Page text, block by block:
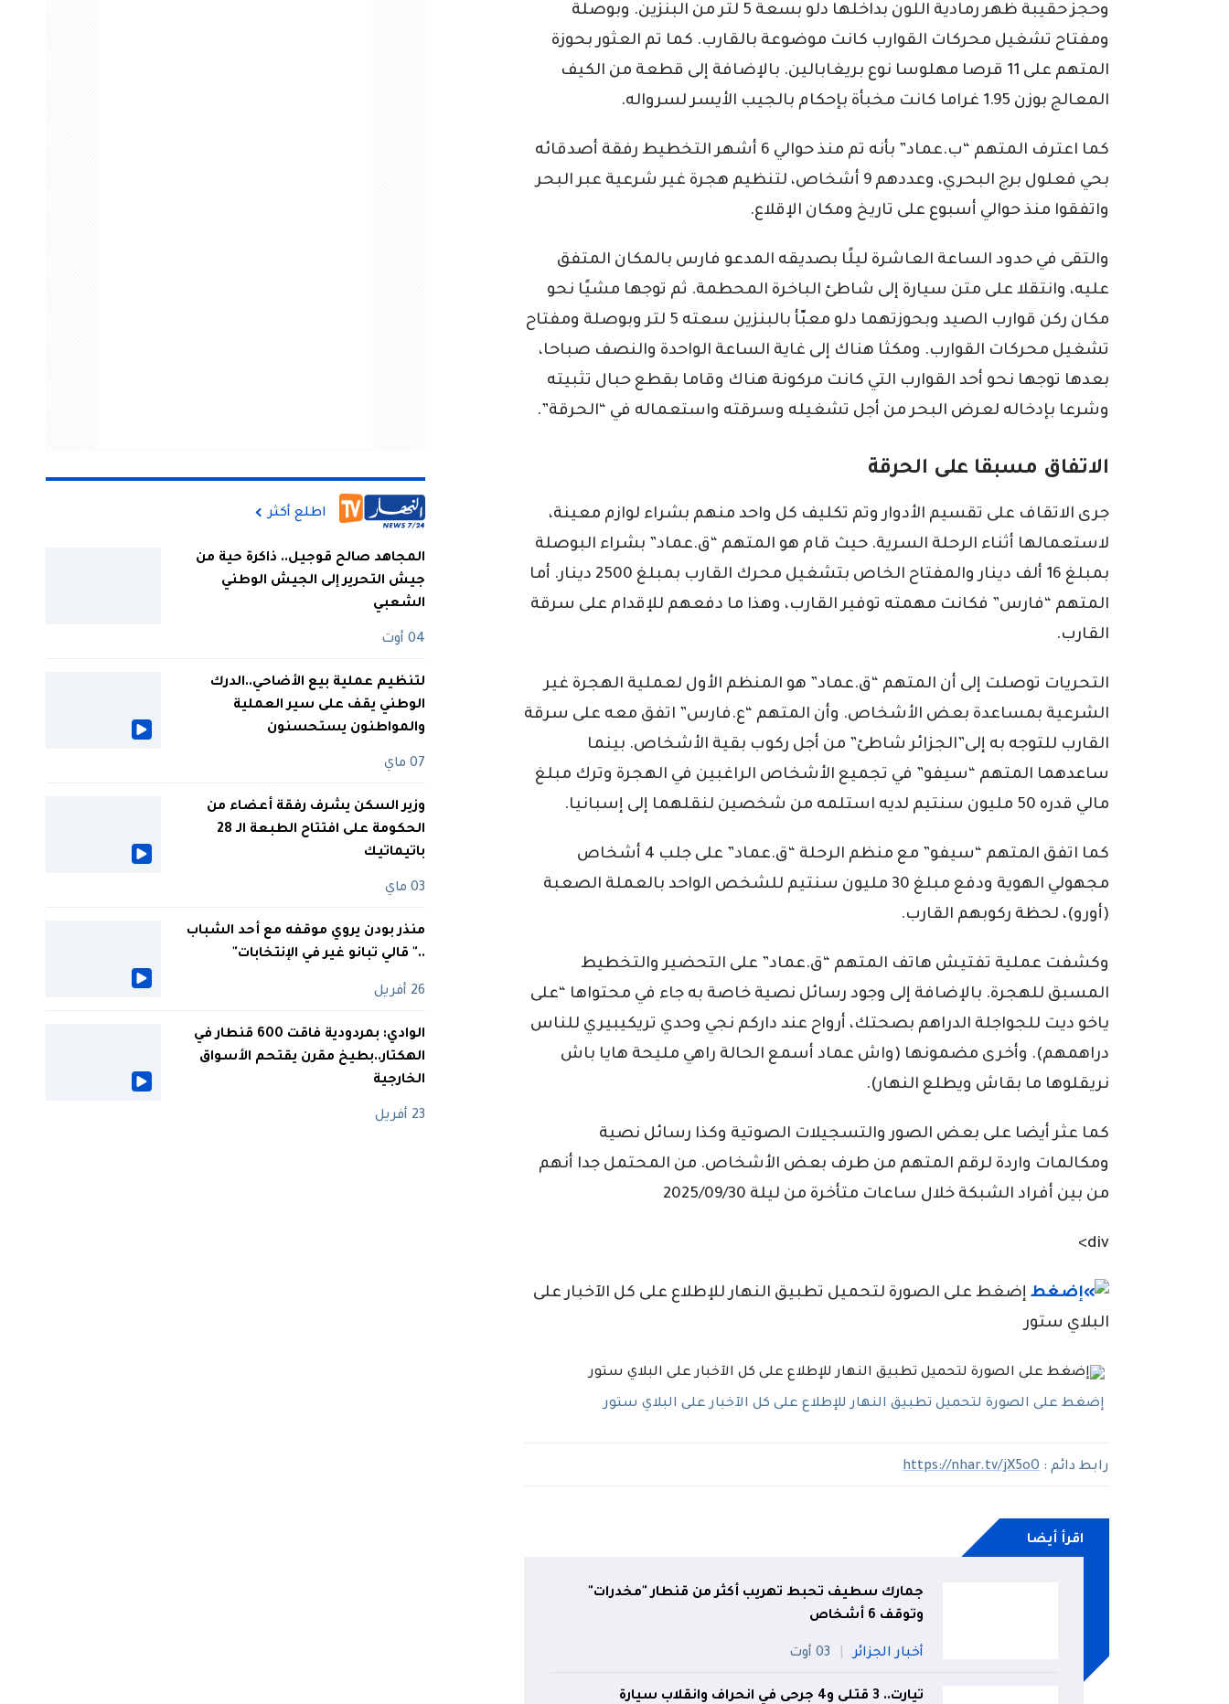
وحجز حقيبة ظهر رمادية اللون بداخلها دلو بسعة 5 لتر من البنزين. وبوصلة
ومفتاح تشغيل محركات القوارب كانت موضوعة بالقارب. كما تم العثور بحوزة
المتهم على 11 قرصا مهلوسا نوع بريغابالين. بالإضافة إلى قطعة من الكيف
المعالج بوزن 1.95 غراما كانت مخبأة بإحكام بالجيب الأيسر لسرواله.
كما اعترف المتهم “ب.عماد” بأنه تم منذ حوالي 6 أشهر التخطيط رفقة أصدقائه
بحي فعلول برج البحري، وعددهم 9 أشخاص، لتنظيم هجرة غير شرعية عبر البحر
واتفقوا منذ حوالي أسبوع على تاريخ ومكان الإقلاع.
والتقى في حدود الساعة العاشرة ليلًا بصديقه المدعو فارس بالمكان المتفق
عليه، وانتقلا على متن سيارة إلى شاطئ الباخرة المحطمة. ثم توجها مشيًا نحو
مكان ركن قوارب الصيد وبحوزتهما دلو معبّأ بالبنزين سعته 5 لتر وبوصلة ومفتاح
تشغيل محركات القوارب. ومكثا هناك إلى غاية الساعة الواحدة والنصف صباحا،
بعدها توجها نحو أحد القوارب التي كانت مركونة هناك وقاما بقطع حبال تثبيته
وشرعا بإدخاله لعرض البحر من أجل تشغيله وسرقته واستعماله في “الحرقة”.
الاتفاق مسبقا على الحرقة
جرى الاتقاف على تقسيم الأدوار وتم تكليف كل واحد منهم بشراء لوازم معينة،
لاستعمالها أثناء الرحلة السرية. حيث قام هو المتهم “ق.عماد” بشراء البوصلة
بمبلغ 16 ألف دينار والمفتاح الخاص بتشغيل محرك القارب بمبلغ 2500 دينار. أما
المتهم “فارس” فكانت مهمته توفير القارب، وهذا ما دفعهم للإقدام على سرقة
القارب.
التحريات توصلت إلى أن المتهم “ق.عماد” هو المنظم الأول لعملية الهجرة غير
الشرعية بمساعدة بعض الأشخاص. وأن المتهم “ع.فارس” اتفق معه على سرقة
القارب للتوجه به إلى”الجزائر شاطئ” من أجل ركوب بقية الأشخاص. بينما
ساعدهما المتهم “سيفو” في تجميع الأشخاص الراغبين في الهجرة وترك مبلغ
مالي قدره 50 مليون سنتيم لديه استلمه من شخصين لنقلهما إلى إسبانيا.
كما اتفق المتهم “سيفو” مع منظم الرحلة “ق.عماد” على جلب 4 أشخاص
مجهولي الهوية ودفع مبلغ 30 مليون سنتيم للشخص الواحد بالعملة الصعبة
(أورو)، لحظة ركوبهم القارب.
وكشفت عملية تفتيش هاتف المتهم “ق.عماد” على التحضير والتخطيط
المسبق للهجرة. بالإضافة إلى وجود رسائل نصية خاصة به جاء في محتواها “على
ياخو ديت للجواجلة الدراهم بصحتك، أرواح عند داركم نجي وحدي تريكيبيري للناس
دراهمهم). وأخرى مضمونها (واش عماد أسمع الحالة راهي مليحة هايا باش
نريقلوها ما بقاش ويطلع النهار).
كما عثر أيضا على بعض الصور والتسجيلات الصوتية وكذا رسائل نصية
ومكالمات واردة لرقم المتهم من طرف بعض الأشخاص. من المحتمل جدا أنهم
من بين أفراد الشبكة خلال ساعات متأخرة من ليلة 2025/09/30
div>
إضغط على الصورة لتحميل تطبيق النهار للإطلاع على كل الآخبار على
البلاي ستور
إضغط على الصورة لتحميل تطبيق النهار للإطلاع على كل الآخبار على البلاي ستور
رابط دائم :https://nhar.tv/jX5oO
اقرأ أيضا
جمارك سطيف تحبط تهريب أكثر من قنطار "مخدرات"
وتوقف 6 أشخاص
أخبار الجزائر 03 أوت
تيارت.. 3 قتلى و4 جرحى في انحراف وانقلاب سيارة
اطلع أكثر
المجاهد صالح قوجيل.. ذاكرة حية من
جيش التحرير إلى الجيش الوطني
الشعبي
04 أوت
لتنظيم عملية بيع الأضاحي..الدرك
الوطني يقف على سير العملية
والمواطنون يستحسنون
07 ماي
وزير السكن يشرف رفقة أعضاء من
الحكومة على افتتاح الطبعة الـ 28
باتيماتيك
03 ماي
منذر بودن يروي موقفه مع أحد الشباب
.." قالي تبانو غير في الإنتخابات"
26 أفريل
الوادي: بمردودية فاقت 600 قنطار في
الهكتار..بطيخ مقرن يقتحم الأسواق
الخارجية
23 أفريل